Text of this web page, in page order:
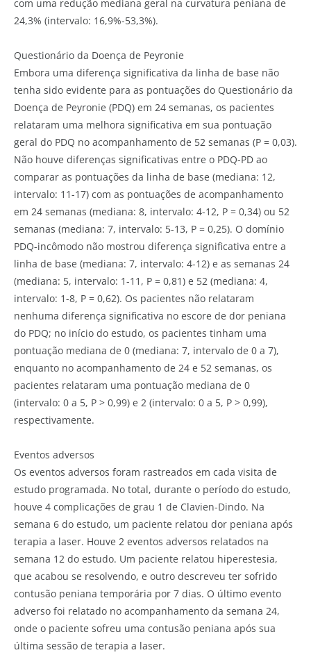
com uma redução mediana geral na curvatura peniana de
24,3% (intervalo: 16,9%-53,3%).
Questionário da Doença de Peyronie
Embora uma diferença significativa da linha de base não
tenha sido evidente para as pontuações do Questionário da
Doença de Peyronie (PDQ) em 24 semanas, os pacientes
relataram uma melhora significativa em sua pontuação
geral do PDQ no acompanhamento de 52 semanas (P = 0,03).
Não houve diferenças significativas entre o PDQ-PD ao
comparar as pontuações da linha de base (mediana: 12,
intervalo: 11-17) com as pontuações de acompanhamento
em 24 semanas (mediana: 8, intervalo: 4-12, P = 0,34) ou 52
semanas (mediana: 7, intervalo: 5-13, P = 0,25). O domínio
PDQ-incômodo não mostrou diferença significativa entre a
linha de base (mediana: 7, intervalo: 4-12) e as semanas 24
(mediana: 5, intervalo: 1-11, P = 0,81) e 52 (mediana: 4,
intervalo: 1-8, P = 0,62). Os pacientes não relataram
nenhuma diferença significativa no escore de dor peniana
do PDQ; no início do estudo, os pacientes tinham uma
pontuação mediana de 0 (mediana: 7, intervalo de 0 a 7),
enquanto no acompanhamento de 24 e 52 semanas, os
pacientes relataram uma pontuação mediana de 0
(intervalo: 0 a 5, P > 0,99) e 2 (intervalo: 0 a 5, P > 0,99),
respectivamente.
Eventos adversos
Os eventos adversos foram rastreados em cada visita de
estudo programada. No total, durante o período do estudo,
houve 4 complicações de grau 1 de Clavien-Dindo. Na
semana 6 do estudo, um paciente relatou dor peniana após
terapia a laser. Houve 2 eventos adversos relatados na
semana 12 do estudo. Um paciente relatou hiperestesia,
que acabou se resolvendo, e outro descreveu ter sofrido
contusão peniana temporária por 7 dias. O último evento
adverso foi relatado no acompanhamento da semana 24,
onde o paciente sofreu uma contusão peniana após sua
última sessão de terapia a laser.